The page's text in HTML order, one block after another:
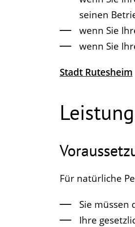
seinen
wenn Sie
wenn Sie
Stadt Rutesheim
Für natürliche
Sie müssen
Ihre